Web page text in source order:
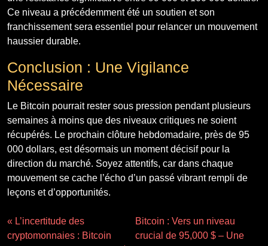
Ce niveau a précédemment été un soutien et son
franchissement sera essentiel pour relancer un mouvement
haussier durable.
Conclusion : Une Vigilance
Nécessaire
Le Bitcoin pourrait rester sous pression pendant plusieurs
semaines à moins que des niveaux critiques ne soient
récupérés. Le prochain clôture hebdomadaire, près de 95
000 dollars, est désormais un moment décisif pour la
direction du marché. Soyez attentifs, car dans chaque
mouvement se cache l’écho d’un passé vibrant rempli de
leçons et d’opportunités.
« L’incertitude des
cryptomonnaies : Bitcoin
Bitcoin : Vers un niveau
crucial de 95,000 $ – Une